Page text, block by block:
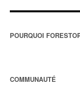
POURQUOI
COMMUNAUTÉ